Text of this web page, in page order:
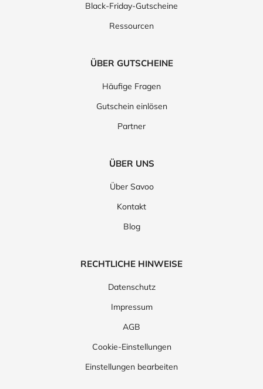
Black-Friday-Gutscheine
Ressourcen
ÜBER GUTSCHEINE
Häufige Fragen
Gutschein einlösen
Partner
ÜBER UNS
Über Savoo
Kontakt
Blog
RECHTLICHE HINWEISE
Datenschutz
Impressum
AGB
Cookie-Einstellungen
Einstellungen bearbeiten